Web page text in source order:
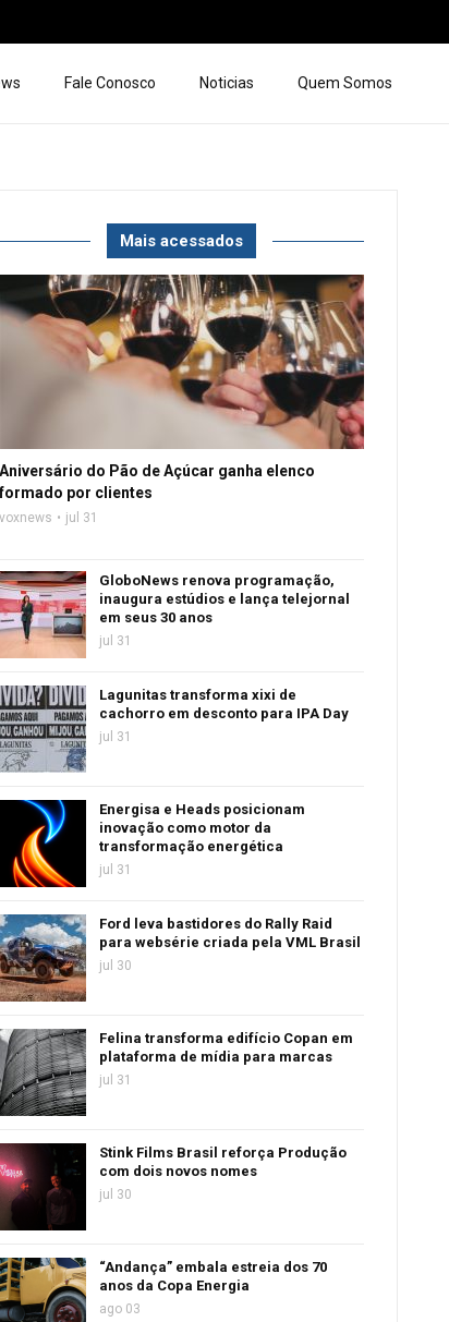
Fale Conosco Noticias Quem Somos
Mais acessados
Aniversário do Pão de Açúcar ganha elenco
formado por clientes
voxnews jul 31
GloboNews renova programação,
inaugura estúdios e lança telejornal
em seus 30 anos
jul 31
Lagunitas transforma xixi de
cachorro em desconto para IPA Day
jul 31
Energisa e Heads posicionam
inovação como motor da
transformação energética
jul 31
Ford leva bastidores do Rally Raid
para websérie criada pela VML Brasil
jul 30
Felina transforma edifício Copan em
plataforma de mídia para marcas
jul 31
Stink Films Brasil reforça Produção
com dois novos nomes
jul 30
“Andança” embala estreia dos 70
anos da Copa Energia
ago 03